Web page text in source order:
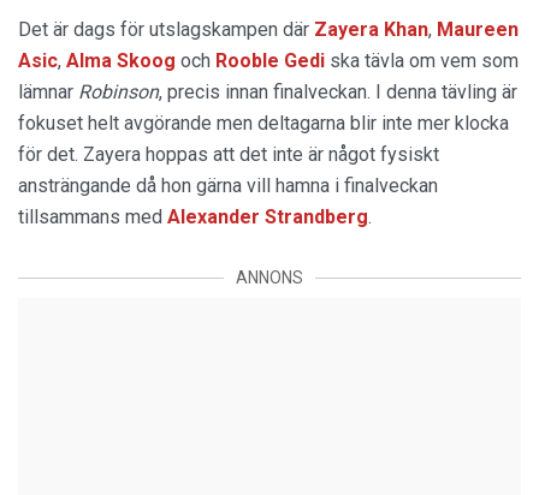
Det är dags för utslagskampen där Zayera Khan, Maureen
Asic, Alma Skoog och Rooble Gedi ska tävla om vem som
lämnar Robinson, precis innan finalveckan. I denna tävling är
fokuset helt avgörande men deltagarna blir inte mer klocka
för det. Zayera hoppas att det inte är något fysiskt
ansträngande då hon gärna vill hamna i finalveckan
tillsammans med Alexander Strandberg.
ANNONS